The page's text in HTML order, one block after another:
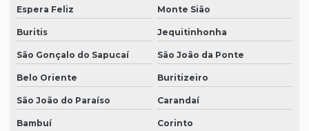
Espera Feliz Monte Sião
Buritis Jequitinhonha
São Gonçalo do Sapucaí São João da Ponte
Belo Oriente Buritizeiro
São João do Paraíso Carandaí
Bambuí Corinto